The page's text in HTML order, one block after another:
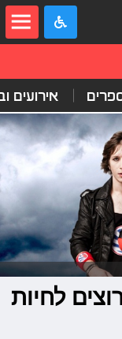
אירועים
לחיות